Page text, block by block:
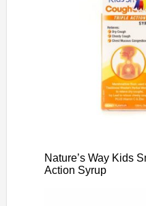
Nature’s Way Kids
Action Syrup